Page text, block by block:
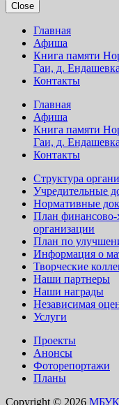
Close
Главная
Афиша
Книга памяти
Гаи, д.
Контакты
Главная
Афиша
Книга памяти
Гаи, д.
Контакты
Структура
Учредительные
Нормативные
План финансово-
организации
План по
Информация о
Творческие
Наши партнеры
Наши награды
Независимая
Услуги
Проекты
Анонсы
Фоторепортажи
Планы
Copyright © 2026 МБУК